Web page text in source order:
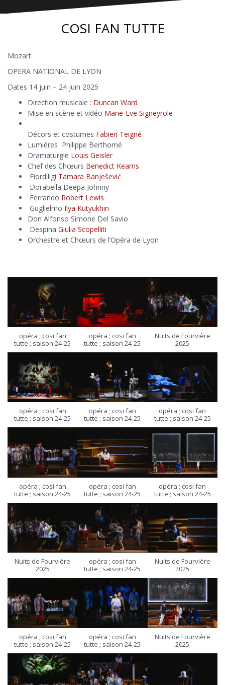
COSI FAN TUTTE
Mozart
OPERA NATIONAL DE LYON
Dates 14 juin – 24 juin 2025
Direction musicale : Duncan Ward
Mise en scène et vidéo Marie-Eve Signeyrole
Décors et costumes Fabien Teigné
Lumières Philippe Berthomé
Dramaturgie Louis Geisler
Chef des Chœurs Benedict Kearns
Fiordiligi Tamara Banješević
Dorabella Deepa Johnny
Ferrando Robert Lewis
Guglielmo Ilya Kutyukhin
Don Alfonso Simone Del Savio
Despina Giulia Scopelliti
Orchestre et Chœurs de l’Opéra de Lyon
opéra ; cosi fan
tutte ; saison 24-25
opéra ; cosi fan
tutte ; saison 24-25
Nuits de Fourvière
2025
opéra ; cosi fan
tutte ; saison 24-25
opéra ; cosi fan
tutte ; saison 24-25
opéra ; cosi fan
tutte ; saison 24-25
opéra ; cosi fan
tutte ; saison 24-25
opéra ; cosi fan
tutte ; saison 24-25
opéra ; cosi fan
tutte ; saison 24-25
Nuits de Fourvière
2025
opéra ; cosi fan
tutte ; saison 24-25
Nuits de Fourvière
2025
opéra ; cosi fan
tutte ; saison 24-25
opéra ; cosi fan
tutte ; saison 24-25
Nuits de Fourvière
2025